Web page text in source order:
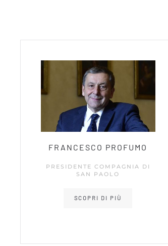
FRANCESCO PROFUMO
PRESIDENTE COMPAGNIA DI
SAN PAOLO
SCOPRI DI PIÙ